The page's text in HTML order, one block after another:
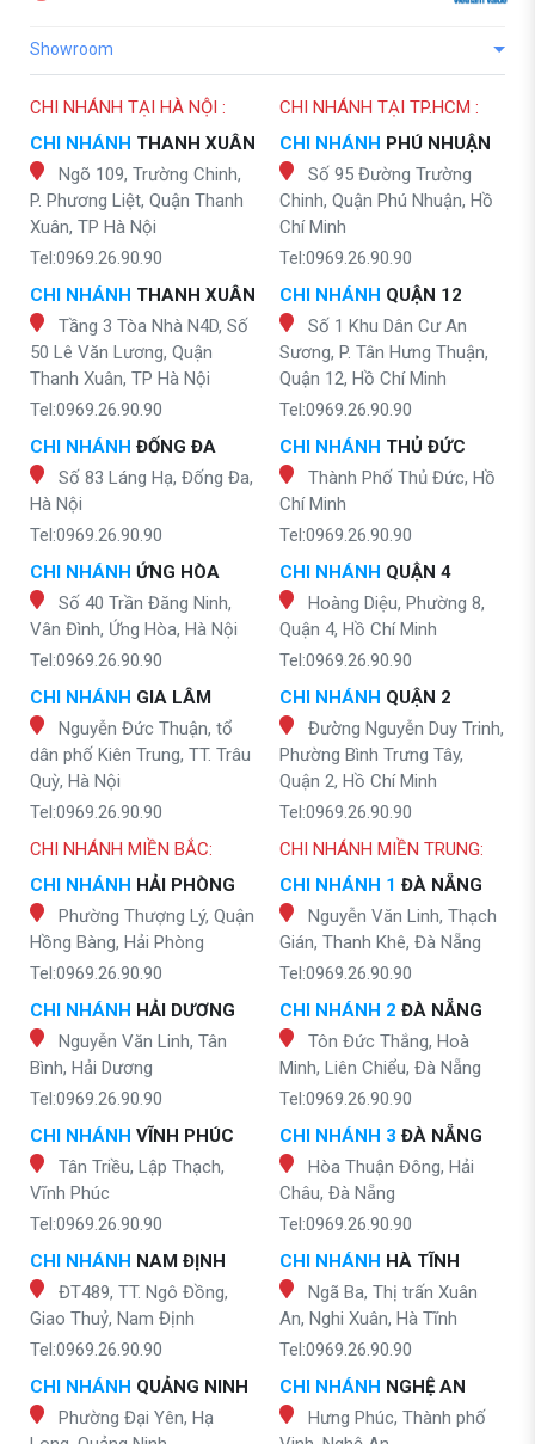
Showroom
CHI NHÁNH TẠI HÀ NỘI :
CHI NHÁNH THANH XUÂN
Ngõ 109, Trường Chinh,
P. Phương Liệt, Quận Thanh
Xuân, TP Hà Nội
Tel:0969.26.90.90
CHI NHÁNH THANH XUÂN
Tầng 3 Tòa Nhà N4D, Số
50 Lê Văn Lương, Quận
Thanh Xuân, TP Hà Nội
Tel:0969.26.90.90
CHI NHÁNH ĐỐNG ĐA
Số 83 Láng Hạ, Đống Đa,
Hà Nội
Tel:0969.26.90.90
CHI NHÁNH ỨNG HÒA
Số 40 Trần Đăng Ninh,
Vân Đình, Ứng Hòa, Hà Nội
Tel:0969.26.90.90
CHI NHÁNH GIA LÂM
Nguyễn Đức Thuận, tổ
dân phố Kiên Trung, TT. Trâu
Quỳ, Hà Nội
Tel:0969.26.90.90
CHI NHÁNH TẠI TP.HCM :
CHI NHÁNH PHÚ NHUẬN
Số 95 Đường Trường
Chinh, Quận Phú Nhuận, Hồ
Chí Minh
Tel:0969.26.90.90
CHI NHÁNH QUẬN 12
Số 1 Khu Dân Cư An
Sương, P. Tân Hưng Thuận,
Quận 12, Hồ Chí Minh
Tel:0969.26.90.90
CHI NHÁNH THỦ ĐỨC
Thành Phố Thủ Đức, Hồ
Chí Minh
Tel:0969.26.90.90
CHI NHÁNH QUẬN 4
Hoàng Diệu, Phường 8,
Quận 4, Hồ Chí Minh
Tel:0969.26.90.90
CHI NHÁNH QUẬN 2
Đường Nguyễn Duy Trinh,
Phường Bình Trưng Tây,
Quận 2, Hồ Chí Minh
Tel:0969.26.90.90
CHI NHÁNH MIỀN BẮC:
CHI NHÁNH HẢI PHÒNG
Phường Thượng Lý, Quận
Hồng Bàng, Hải Phòng
Tel:0969.26.90.90
CHI NHÁNH HẢI DƯƠNG
Nguyễn Văn Linh, Tân
Bình, Hải Dương
Tel:0969.26.90.90
CHI NHÁNH VĨNH PHÚC
Tân Triều, Lập Thạch,
Vĩnh Phúc
Tel:0969.26.90.90
CHI NHÁNH NAM ĐỊNH
ĐT489, TT. Ngô Đồng,
Giao Thuỷ, Nam Định
Tel:0969.26.90.90
CHI NHÁNH QUẢNG NINH
Phường Đại Yên, Hạ
CHI NHÁNH MIỀN TRUNG:
CHI NHÁNH 1 ĐÀ NẴNG
Nguyễn Văn Linh, Thạch
Gián, Thanh Khê, Đà Nẵng
Tel:0969.26.90.90
CHI NHÁNH 2 ĐÀ NẴNG
Tôn Đức Thắng, Hoà
Minh, Liên Chiểu, Đà Nẵng
Tel:0969.26.90.90
CHI NHÁNH 3 ĐÀ NẴNG
Hòa Thuận Đông, Hải
Châu, Đà Nẵng
Tel:0969.26.90.90
CHI NHÁNH HÀ TĨNH
Ngã Ba, Thị trấn Xuân
An, Nghi Xuân, Hà Tĩnh
Tel:0969.26.90.90
CHI NHÁNH NGHỆ AN
Hưng Phúc, Thành phố